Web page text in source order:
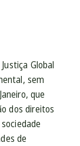
Global
sem
que
dos direitos
de